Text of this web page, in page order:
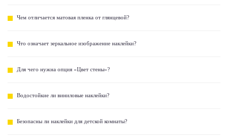
Чем отличается матовая пленка от глянцевой?
Что означает зеркальное изображение наклейки?
Для чего нужна опция «Цвет стены»?
Водостойкие ли виниловые наклейки?
Безопасны ли наклейки для детской комнаты?